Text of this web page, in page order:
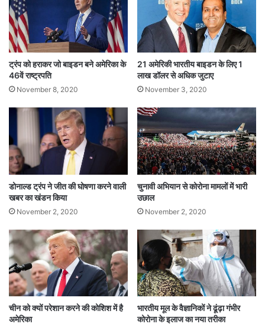
हालांकि, पेंसिल्वेनिया की इस बुजुर्ग महिला ने उम्मीद नहीं
छोड़ी है। वह लगातार अपनी जैकेट की तलाश में हैं। लेकिन
अपने हाथों से लॉटरी टिकट वाली जैकेट दान कर देने का
अफसोस अब उन्हें बुरी तरह सता रहा है!
Pennsylvania United States of America
र
आ
मि
र
की
कु
ल
भी
है
इ
न
से
क
म
ट्रंप को हराकर जो बाइडन बने अमेरिका के
46वें राष्ट्रपति
November 8, 2020
21 अमेरिकी भारतीय बाइडन के लिए 1
लाख डॉलर से अधिक जुटाए
November 3, 2020
डोनाल्ड ट्रंप ने जीत की घोषणा करने वाली
खबर का खंडन किया
November 2, 2020
चुनावी अभियान से कोरोना मामलों में भारी
उछाल
November 2, 2020
चीन को क्यों परेशान करने की कोशिश में है
अमेरिका
भारतीय मूल के वैज्ञानिकों ने ढूंढ़ा गंभीर
कोरोना के इलाज का नया तरीका